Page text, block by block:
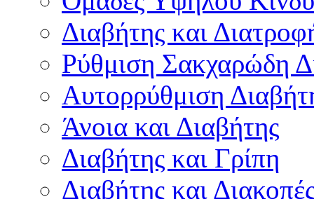
Διαβήτης και
Ρύθμιση Σακχαρώδη
Αυτορρύθμιση
Άνοια και Διαβήτης
Διαβήτης και Γρίπη
Διαβήτης και